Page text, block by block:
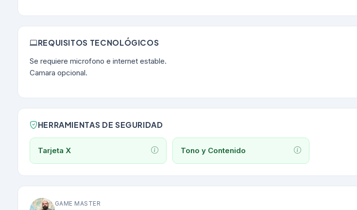
REQUISITOS TECNOLÓGICOS
Se requiere microfono e internet estable.
Camara opcional.
HERRAMIENTAS DE SEGURIDAD
Tarjeta X Tono y Contenido
GAME MASTER